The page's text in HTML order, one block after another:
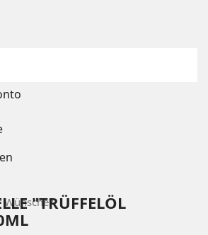
"TRÜFFELÖL